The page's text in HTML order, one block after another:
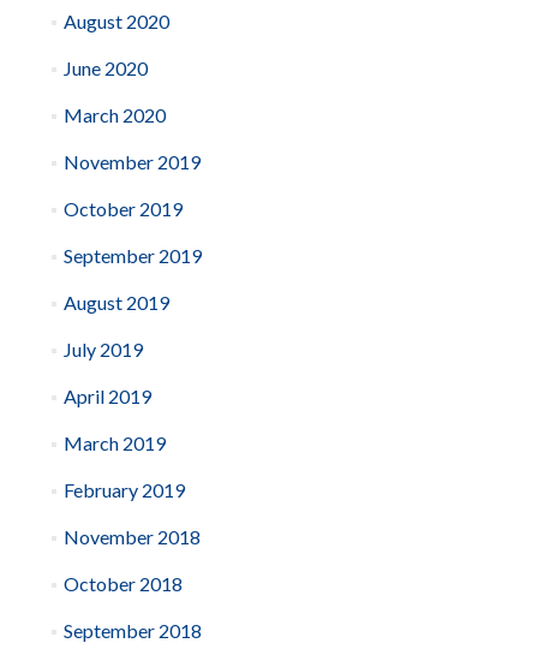
August 2020
June 2020
March 2020
November 2019
October 2019
September 2019
August 2019
July 2019
April 2019
March 2019
February 2019
November 2018
October 2018
September 2018